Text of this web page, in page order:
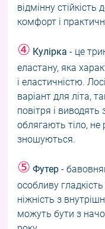
відмінну
комфорт і
④ Кулірка - це
еластану, яка
і еластичністю.
варіант для літа,
повітря і
облягають тіло, не
зношуються.
⑤ Футер -
особливу
ніжність з
можуть бути з